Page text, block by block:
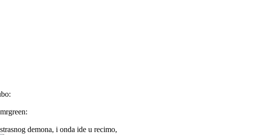
demona, i onda ide u recimo,